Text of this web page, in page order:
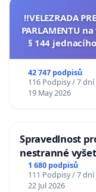
‼️VELEZRADA
PARLAMENTU
§ 144
42 747 podpisů
116 Podpisy / 7 dní
19 May 2026
Spravedlnost
nestranné
1 680 podpisů
111 Podpisy / 7 dní
22 Jul 2026